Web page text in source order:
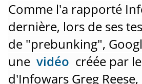
Comme l'a rapporté
dernière, lors de ses
de "prebunking",
une vidéo créée par
d'Infowars Greg